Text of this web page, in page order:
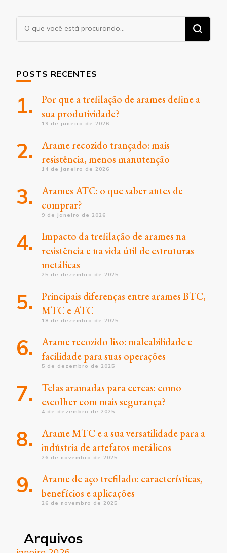
Procurando
algo?
POSTS RECENTES
Por que a trefilação de arames define a
sua produtividade?
19 de janeiro de 2026
Arame recozido trançado: mais
resistência, menos manutenção
14 de janeiro de 2026
Arames ATC: o que saber antes de
comprar?
9 de janeiro de 2026
Impacto da trefilação de arames na
resistência e na vida útil de estruturas
metálicas
25 de dezembro de 2025
Principais diferenças entre arames BTC,
MTC e ATC
18 de dezembro de 2025
Arame recozido liso: maleabilidade e
facilidade para suas operações
5 de dezembro de 2025
Telas aramadas para cercas: como
escolher com mais segurança?
4 de dezembro de 2025
Arame MTC e a sua versatilidade para a
indústria de artefatos metálicos
26 de novembro de 2025
Arame de aço trefilado: características,
benefícios e aplicações
26 de novembro de 2025
Arquivos